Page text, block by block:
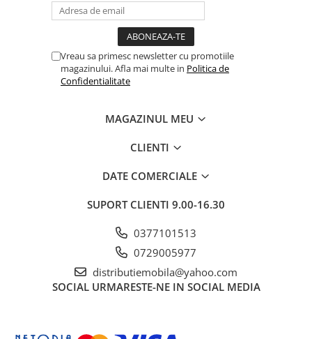
Vreau sa primesc newsletter cu promotiile
magazinului. Afla mai multe in Politica de
Confidentialitate
MAGAZINUL MEU
CLIENTI
DATE COMERCIALE
SUPORT CLIENTI 9.00-16.30
0377101513
0729005977
distributiemobila@yahoo.com
SOCIAL URMARESTE-NE IN SOCIAL MEDIA